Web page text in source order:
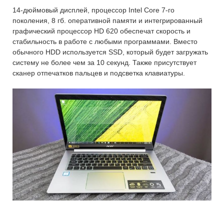
14-дюймовый дисплей, процессор Intel Core 7-го
поколения, 8 гб. оперативной памяти и интегрированный
графический процессор HD 620 обеспечат скорость и
стабильность в работе с любыми программами. Вместо
обычного HDD используется SSD, который будет загружать
систему не более чем за 10 секунд. Также присутствует
сканер отпечатков пальцев и подсветка клавиатуры.